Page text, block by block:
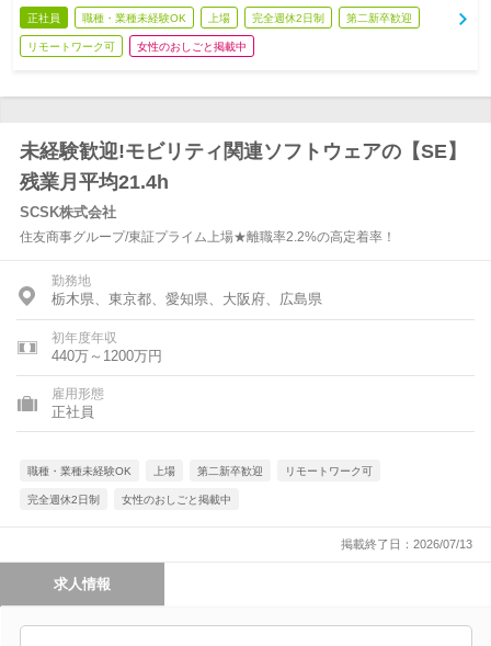
正社員 職種・業種未経験OK 上場 完全週休2日制 第二新卒歓迎
リモートワーク可 女性のおしごと掲載中
未経験歓迎!モビリティ関連ソフトウェアの【SE】
残業月平均21.4h
SCSK株式会社
住友商事グループ/東証プライム上場★離職率2.2%の高定着率！
勤務地
栃木県、東京都、愛知県、大阪府、広島県
初年度年収
440万～1200万円
雇用形態
正社員
職種・業種未経験OK 上場 第二新卒歓迎 リモートワーク可
完全週休2日制 女性のおしごと掲載中
掲載終了日：2026/07/13
求人情報